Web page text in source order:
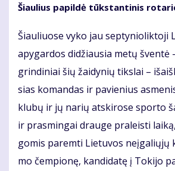
Šiau­lius pa­pil­dė tūks­tan­ti­nis
Šiau­liuo­se vy­ko jau sep­ty­nio­lik­to­ji
apy­gar­dos di­džiau­sia me­tų šven­tė
grin­di­niai šių žai­dy­nių tiks­lai –
sias ko­man­das ir pa­vie­nius
klu­bų ir jų na­rių at­ski­ro­se spor­to
ir pra­smin­gai drau­ge pra­leis­ti
go­mis pa­rem­ti Lie­tu­vos
mo čem­pio­nę, kan­di­da­tę į To­ki­jo